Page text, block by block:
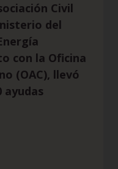
Civil
del
con la Oficina
(OAC), llevó
ayudas